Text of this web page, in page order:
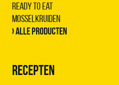
Ready to Eat
Mosselkruiden
› Alle producten
RECEPTEN